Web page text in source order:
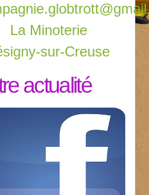
La Minoterie
sur-Creuse
actualité